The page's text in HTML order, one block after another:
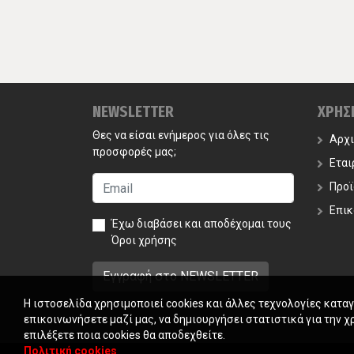
NEWSLETTER
Θες να είσαι ενήμερος για όλες τις
προσφορές μας;
Έχω διαβάσει και αποδέχομαι τους
Όροι χρήσης
Η ιστοσελίδα χρησιμοποιεί cookies και άλλες τεχνολογίες
επικοινωνήσετε μαζί μας, να δημιουργήσει στατιστικά για
επιλέξετε ποια cookies θα αποδεχθείτε.
Πολιτική cookies